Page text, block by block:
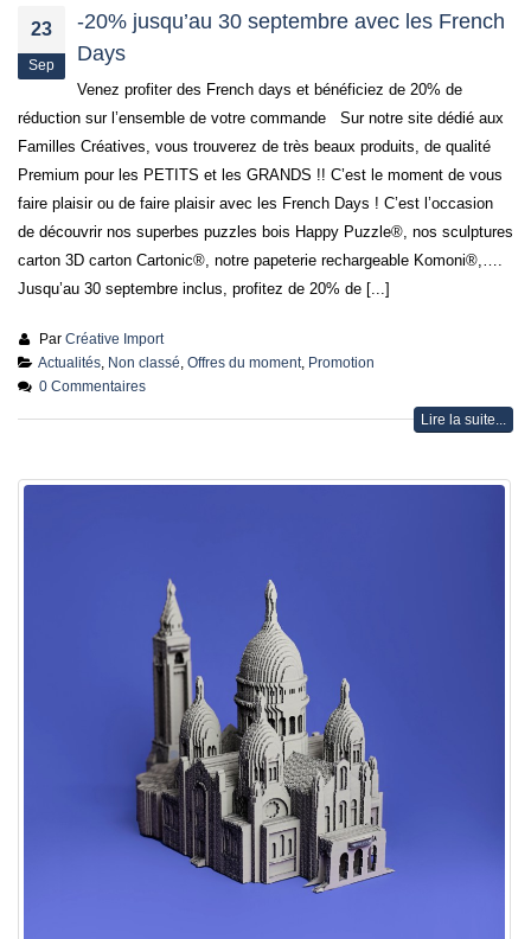
23
Sep
-20% jusqu’au 30 septembre avec les French
Days
Venez profiter des French days et bénéficiez de 20% de
réduction sur l’ensemble de votre commande Sur notre site dédié aux
Familles Créatives, vous trouverez de très beaux produits, de qualité
Premium pour les PETITS et les GRANDS !! C’est le moment de vous
faire plaisir ou de faire plaisir avec les French Days ! C’est l’occasion
de découvrir nos superbes puzzles bois Happy Puzzle®, nos sculptures
carton 3D carton Cartonic®, notre papeterie rechargeable Komoni®,….
Jusqu’au 30 septembre inclus, profitez de 20% de [...]
Par Créative Import
Actualités, Non classé Offres du moment, Promotion
0 Commentaires
Lire la suite...